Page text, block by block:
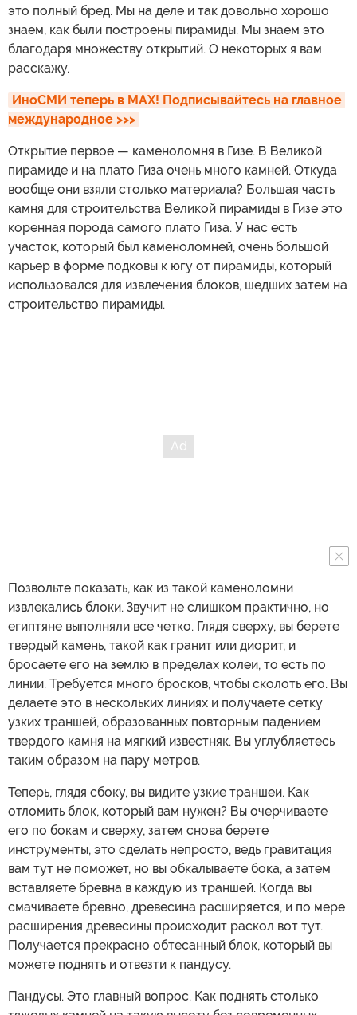
это полный бред. Мы на деле и так довольно хорошо
знаем, как были построены пирамиды. Мы знаем это
благодаря множеству открытий. О некоторых я вам
расскажу.
ИноСМИ теперь в MAX! Подписывайтесь на главное
международное >>>
Открытие первое — каменоломня в Гизе. В Великой
пирамиде и на плато Гиза очень много камней. Откуда
вообще они взяли столько материала? Большая часть
камня для строительства Великой пирамиды в Гизе это
коренная порода самого плато Гиза. У нас есть
участок, который был каменоломней, очень большой
карьер в форме подковы к югу от пирамиды, который
использовался для извлечения блоков, шедших затем на
строительство пирамиды.
Позвольте показать, как из такой каменоломни
извлекались блоки. Звучит не слишком практично, но
египтяне выполняли все четко. Глядя сверху, вы берете
твердый камень, такой как гранит или диорит, и
бросаете его на землю в пределах колеи, то есть по
линии. Требуется много бросков, чтобы сколоть его. Вы
делаете это в нескольких линиях и получаете сетку
узких траншей, образованных повторным падением
твердого камня на мягкий известняк. Вы углубляетесь
таким образом на пару метров.
Теперь, глядя сбоку, вы видите узкие траншеи. Как
отломить блок, который вам нужен? Вы очерчиваете
его по бокам и сверху, затем снова берете
инструменты, это сделать непросто, ведь гравитация
вам тут не поможет, но вы обкалываете бока, а затем
вставляете бревна в каждую из траншей. Когда вы
смачиваете бревно, древесина расширяется, и по мере
расширения древесины происходит раскол вот тут.
Получается прекрасно обтесанный блок, который вы
можете поднять и отвезти к пандусу.
Пандусы. Это главный вопрос. Как поднять столько